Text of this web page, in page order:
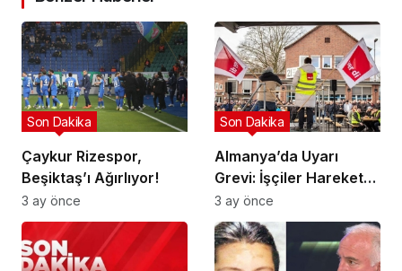
Çaykur Rizespor,
Beşiktaş’ı Ağırlıyor!
Son Dakika
3 ay önce
Almanya’da Uyarı
Grevi: İşçiler Harekete
Geçti!
Son Dakika
3 ay önce